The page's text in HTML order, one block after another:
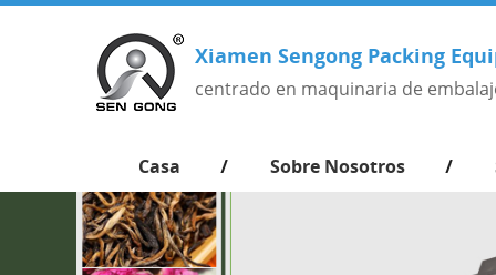
Xiamen Sengong Packing
centrado en maquinaria de
Casa Sobre Nosotros